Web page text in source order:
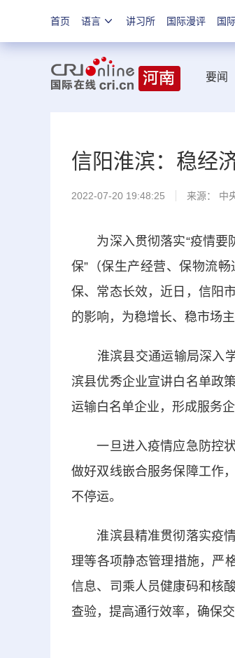
首页 语言 讲习所 国际漫评 国
要闻
信阳淮滨：稳经
2022-07-20 19:48:25 来源： 中
为深入贯彻落实“疫情要防
保”（保生产经营、保物流
保、常态长效，近日，信阳
的影响，为稳增长、稳市场
淮滨县交通运输局深入学
滨县优秀企业宣讲白名单政
运输白名单企业，形成服务企
一旦进入疫情应急防控状
做好双线嵌合服务保障工作
不停运。
淮滨县精准贯彻落实疫情
理等各项静态管理措施，严
信息、司乘人员健康码和核
查验，提高通行效率，确保